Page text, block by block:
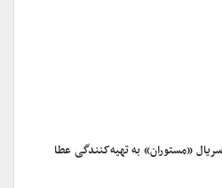
«مستوران» به تهیه‌کنندگی عطا